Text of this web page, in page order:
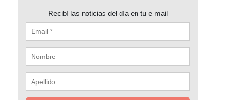
Recibí las noticias del día en tu e-mail